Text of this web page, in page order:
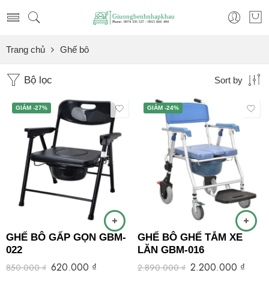
Trang chủ Ghế bô
Bộ lọc Sort by
GIẢM -27%
GHẾ BÔ GẤP GỌN GBM-
022
850.000₫ 620.000 ₫
GIẢM -24%
GHẾ BÔ GHẾ TẮM XE
LĂN GBM-016
2.890.000₫ 2.200.000 ₫